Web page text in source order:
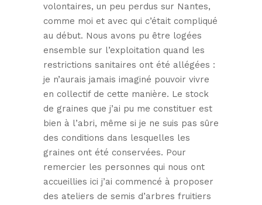
volontaires, un peu perdus sur Nantes,
comme moi et avec qui c’était compliqué
au début. Nous avons pu être logées
ensemble sur l’exploitation quand les
restrictions sanitaires ont été allégées :
je n’aurais jamais imaginé pouvoir vivre
en collectif de cette manière. Le stock
de graines que j’ai pu me constituer est
bien à l’abri, même si je ne suis pas sûre
des conditions dans lesquelles les
graines ont été conservées. Pour
remercier les personnes qui nous ont
accueillies ici j’ai commencé à proposer
des ateliers de semis d’arbres fruitiers